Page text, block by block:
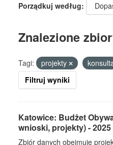
Porządkuj według
Znalezione
Tagi: projekty
Filtruj wyniki
Katowice: Budżet
wnioski, projekty) - 2025
Zbiór danych obejmuje